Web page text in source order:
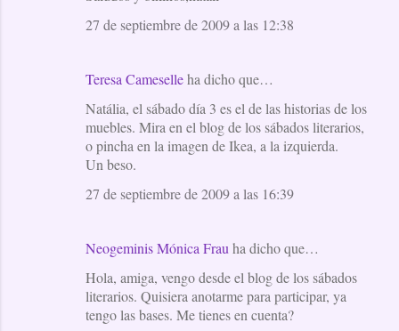
27 de septiembre de 2009 a las 12:38
Teresa Cameselleha dicho que…
Natália, el sábado día 3 es el de las historias de los
muebles. Mira en el blog de los sábados literarios,
o pincha en la imagen de Ikea, a la izquierda.
Un beso.
27 de septiembre de 2009 a las 16:39
Neogeminis Mónica Frau ha dicho que…
Hola, amiga, vengo desde el blog de los sábados
literarios. Quisiera anotarme para participar, ya
tengo las bases. Me tienes en cuenta?